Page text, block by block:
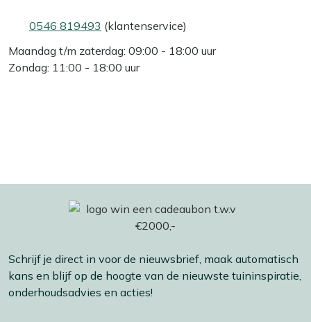
0546 819493 (klantenservice)
Maandag t/m zaterdag: 09:00 - 18:00 uur
Zondag: 11:00 - 18:00 uur
Schrijf je direct in voor de nieuwsbrief, maak automatisch
kans en blijf op de hoogte van de nieuwste tuininspiratie,
onderhoudsadvies en acties!